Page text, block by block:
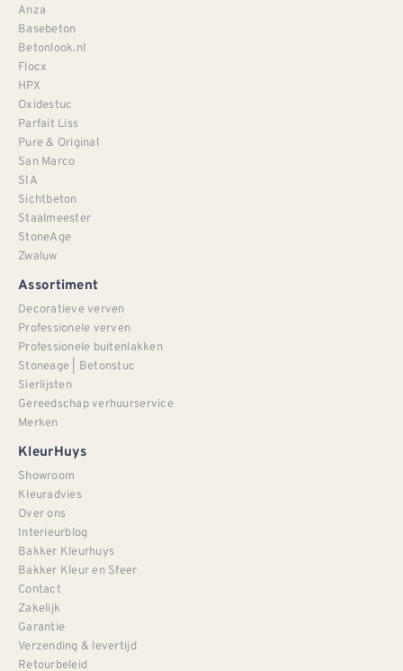
Anza
Basebeton
Betonlook.nl
Flocx
HPX
Oxidestuc
Parfait Liss
Pure & Original
San Marco
SIA
Sichtbeton
Staalmeester
StoneAge
Zwaluw
Assortiment
Decoratieve verven
Professionele verven
Professionele buitenlakken
Stoneage | Betonstuc
Sierlijsten
Gereedschap verhuurservice
Merken
KleurHuys
Showroom
Kleuradvies
Over ons
Interieurblog
Bakker Kleurhuys
Bakker Kleur en Sfeer
Contact
Zakelijk
Garantie
Verzending & levertijd
Retourbeleid